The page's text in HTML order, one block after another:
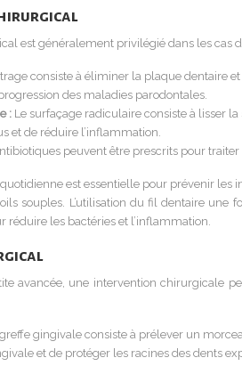
est généralement privilégié dans les cas
consiste à éliminer la plaque dentaire
des maladies parodontales.
: Le surfaçage radiculaire consiste à lisser
et de réduire l’inflammation.
peuvent être prescrits pour
est essentielle pour prévenir
souples. L’utilisation du fil dentaire
réduire les bactéries et l’inflammation.
avancée, une intervention chirurgicale
gingivale consiste à prélever un
et de protéger les racines des dents